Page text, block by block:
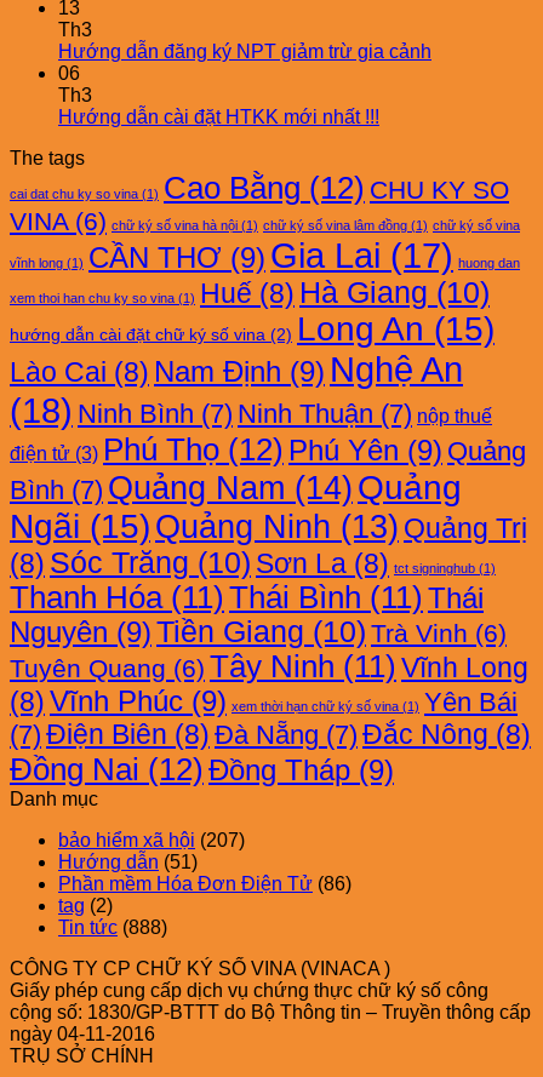
13
Th3
Hướng dẫn đăng ký NPT giảm trừ gia cảnh
06
Th3
Hướng dẫn cài đặt HTKK mới nhất !!!
The tags
cai dat chu ky so vina (1) Cao Bằng (12) CHU KY SO
VINA(6) chữ ký số vina hà nội (1) chữ ký số vina lâm đồng (1) chữ ký số vina
vĩnh long (1) CẦN THƠ (9) Gia Lai (17) huong dan
xem thoi han chu ky so vina (1) Huế (8) Hà Giang (10)
hướng dẫn cài đặt chữ ký số vina (2) Long An (15)
Lào Cai (8) Nam Định (9) Nghệ An
(18) Ninh Bình (7) Ninh Thuận (7) nộp thuế
điện tử (3) Phú Thọ (12) Phú Yên (9) Quảng
Bình (7) Quảng Nam (14)Quảng
Ngãi (15) Quảng Ninh (13) Quảng Trị
(8) Sóc Trăng (10) Sơn La (8) tct signinghub (1)
Thanh Hóa(11) Thái Bình (11) Thái
Nguyên (9)Tiền Giang (10) Trà Vinh (6)
Tuyên Quang (6) Tây Ninh (11) Vĩnh Long
(8)Vĩnh Phúc (9) xem thời hạn chữ ký số vina (1) Yên Bái
(7) Điện Biên (8) Đà Nẵng (7) Đắc Nông (8)
Đồng Nai (12) Đồng Tháp (9)
Danh mục
bảo hiểm xã hội (207)
Hướng dẫn (51)
Phần mềm Hóa Đơn Điện Tử (86)
tag (2)
Tin tức (888)
CÔNG TY CP CHỮ KÝ SỐ VINA (VINACA )
Giấy phép cung cấp dịch vụ chứng thực chữ ký số công
cộng số: 1830/GP-BTTT do Bộ Thông tin – Truyền thông cấp
ngày 04-11-2016
TRỤ SỞ CHÍNH